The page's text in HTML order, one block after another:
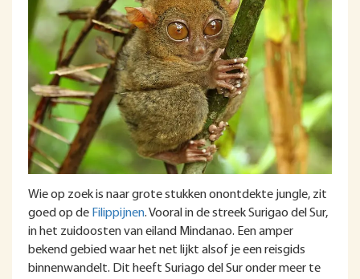
Wie op zoek is naar grote stukken onontdekte jungle, zit
goed op de Filippijnen. Vooral in de streek Surigao del Sur,
in het zuidoosten van eiland Mindanao. Een amper
bekend gebied waar het net lijkt alsof je een reisgids
binnenwandelt. Dit heeft Suriago del Sur onder meer te